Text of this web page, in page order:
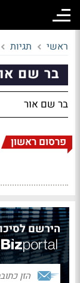
ראשי תגיות
בר שם
בר שם אור
פרסום ראשון
הירשם